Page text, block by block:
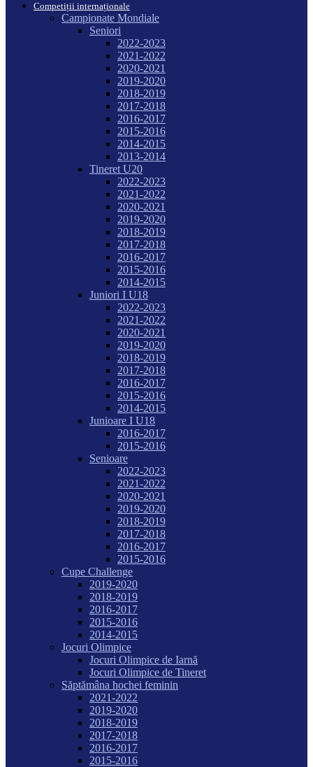
Competiții internaționale
Campionate Mondiale
Seniori
2022-2023
2021-2022
2020-2021
2019-2020
2018-2019
2017-2018
2016-2017
2015-2016
2014-2015
2013-2014
Tineret U20
2022-2023
2021-2022
2020-2021
2019-2020
2018-2019
2017-2018
2016-2017
2015-2016
2014-2015
Juniori I U18
2022-2023
2021-2022
2020-2021
2019-2020
2018-2019
2017-2018
2016-2017
2015-2016
2014-2015
Junioare I U18
2016-2017
2015-2016
Senioare
2022-2023
2021-2022
2020-2021
2019-2020
2018-2019
2017-2018
2016-2017
2015-2016
Cupe Challenge
2019-2020
2018-2019
2016-2017
2015-2016
2014-2015
Jocuri Olimpice
Jocuri Olimpice de Iarnă
Jocuri Olimpice de Tineret
Săptămâna hochei feminin
2021-2022
2019-2020
2018-2019
2017-2018
2016-2017
2015-2016